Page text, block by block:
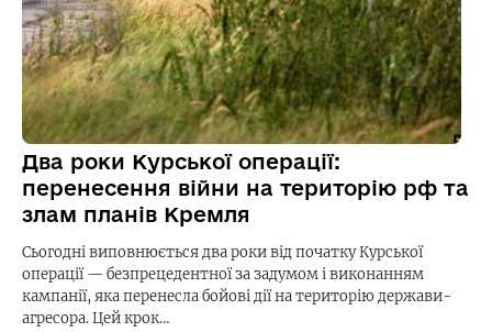
Два роки Курської операції:
перенесення війни на територію рф та
злам планів Кремля
Сьогодні виповнюється два роки від початку Курської
операції — безпрецедентної за задумом і виконанням
кампанії, яка перенесла бойові дії на територію держави-
агресора. Цей крок…